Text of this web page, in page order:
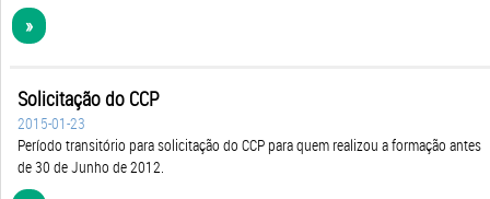
»
Solicitação do CCP
2015-01-23
Período transitório para solicitação do CCP para quem realizou a formação antes
de 30 de Junho de 2012.